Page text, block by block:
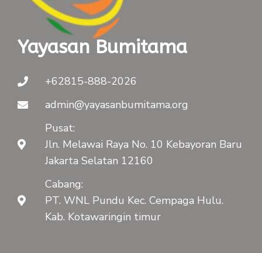
Yayasan Bumitama
+62815-888-2026
admin@yayasanbumitama.org
Pusat:
Jln. Melawai Raya No. 10 Kebayoran Baru
Jakarta Selatan 12160
Cabang:
PT. WNL Pundu Kec. Cempaga Hulu.
Kab. Kotawaringin timur